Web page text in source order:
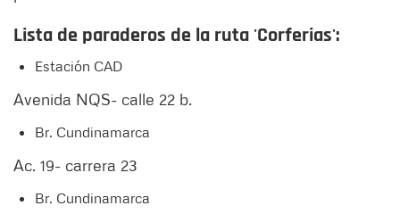
Lista de paraderos de la ruta 'Corferias':
Estación CAD
Avenida NQS- calle 22 b.
Br. Cundinamarca
Ac. 19- carrera 23
Br. Cundinamarca